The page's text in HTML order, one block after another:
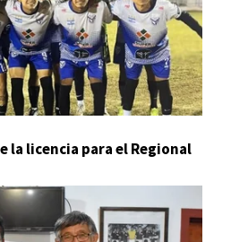
la licencia para el Regional